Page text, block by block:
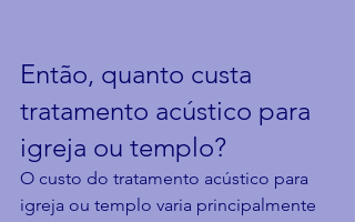
Então, quanto custa
tratamento acústico para
igreja ou templo?
O custo do tratamento acústico para
igreja ou templo varia principalmente